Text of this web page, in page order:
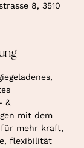
8, 3510
&
mit dem
mehr kraft,
flexibilität